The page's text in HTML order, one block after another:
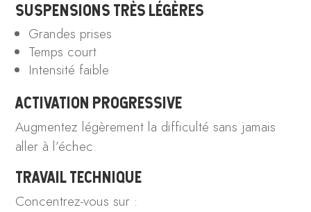
SUSPENSIONS TRÈS LÉGÈRES
Grandes prises
Temps court
Intensité faible
ACTIVATION PROGRESSIVE
Augmentez légèrement la difficulté sans jamais
aller à l’échec.
TRAVAIL TECHNIQUE
Concentrez-vous sur :